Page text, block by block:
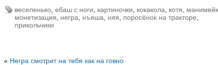
веселенько ебаш с ноги картиночки кокакола котя
монетизация
негра нъяша няя поросёнок на тракторе
прикольчики
« Негра смотрит на тебя как на говно